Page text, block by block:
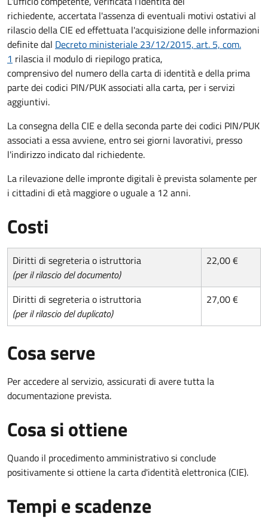
richiedente, accertata l'assenza di eventuali motivi ostativi al
rilascio della CIE ed effettuata l'acquisizione delle informazioni
definite dal Decreto ministeriale 23/12/2015, art. 5, com.
1 rilascia il modulo di riepilogo pratica,
comprensivo del numero della carta di identità e della prima
parte dei codici PIN/PUK associati alla carta, per i servizi
aggiuntivi.
La consegna della CIE e della seconda parte dei codici PIN/PUK
associati a essa avviene, entro sei giorni lavorativi, presso
l'indirizzo indicato dal richiedente.
La rilevazione delle impronte digitali è prevista solamente per
i cittadini di età maggiore o uguale a 12 anni.
Costi
Diritti di segreteria o istruttoria
(per il rilascio del documento)
22,00 €
Diritti di segreteria o istruttoria
(per il rilascio del duplicato)
27,00 €
Cosa serve
Per accedere al servizio, assicurati di avere tutta la
documentazione prevista.
Cosa si ottiene
Quando il procedimento amministrativo si conclude
positivamente si ottiene la carta d'identità elettronica (CIE).
Tempi e scadenze